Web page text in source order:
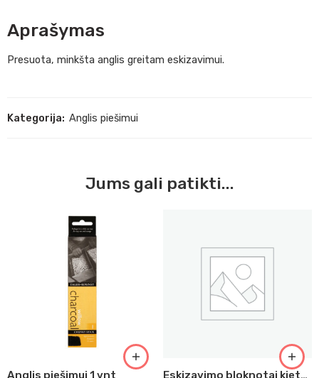
Aprašymas
Presuota, minkšta anglis greitam eskizavimui.
Kategorija: Anglis piešimui
Jums gali patikti...
Anglis piešimui 1 vnt
Eskizavimo bloknotai kietu viršeliu